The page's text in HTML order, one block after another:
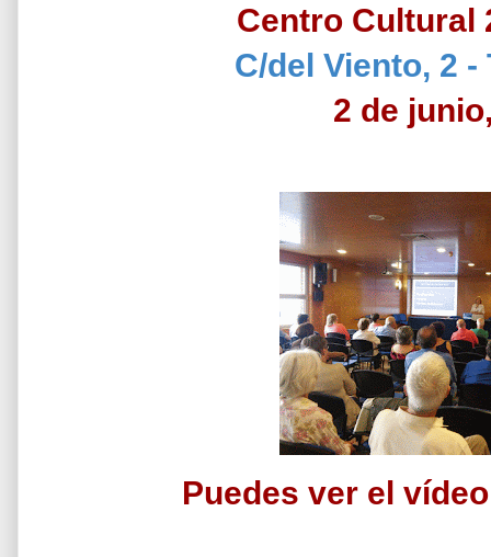
Centro Cultural
C/del Viento, 2
2 de
Puedes ver el